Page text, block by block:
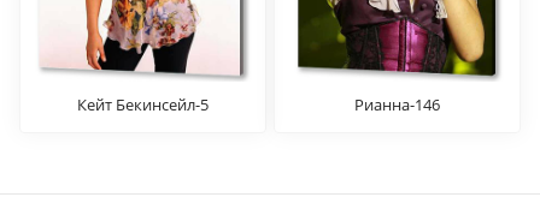
Кейт Бекинсейл-5 Рианна-146